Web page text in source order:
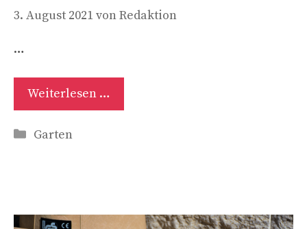
3. August 2021vonRedaktion
…
Weiterlesen …
Kategorien
Garten